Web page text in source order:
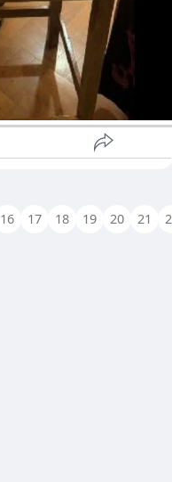
16 17 18 19 20 21